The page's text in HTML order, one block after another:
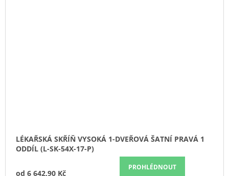
LÉKAŘSKÁ SKŘÍŇ VYSOKÁ 1-DVEŘOVÁ ŠATNÍ PRAVÁ 1
ODDÍL (L-SK-54X-17-P)
od 6 642,90 Kč
PROHLÉDNOUT